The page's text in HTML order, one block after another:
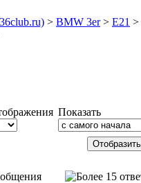
> BMW 3er > E21 >
Показать